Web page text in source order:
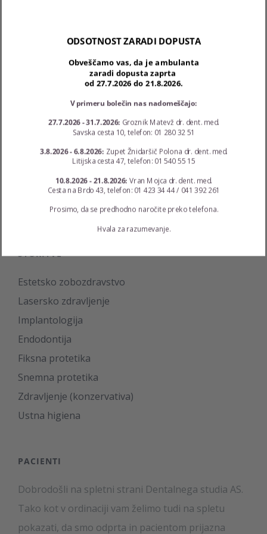
Ponedeljek - Torek: 12:00 - 19:30; Sreda - Četrtek: 8:00
- 15:00; Petek: 8:00 - 11:30
Najnovejši prispevki
Ukrepi COVID-19
Poškodba zob
STORITVE
Estetsko zobozdravstvo
Lasersko zdravljenje
Implantologija
Endodontija
Fiksna protetika
Snemna protetika
Zdravljenje (konzervativa)
Ustna higiena
PACIENTI
Dobrodošli na spletni strani Dentalnega studia AS.
Tako kot v ordinaciji vam želimo tudi na spletu
pokazati, da smo odprta in pacientom prijazna
ODSOTNOST ZARADI DOPUSTA
Obveščamo vas, da je ambulanta
zaradi dopusta zaprta
od 27.7.2026 do 21.8.2026.
V primeru bolečin nas nadomeščajo:
27.7.2026 - 31.7.2026: Groznik Matevž dr. dent. med.
Savska cesta 10, telefon: 01 280 32 51
3.8.2026 - 6.8.2026: Zupet Žnidaršič Polona dr. dent. med.
Litijska cesta 47, telefon: 01 540 55 15
10.8.2026 - 21.8.2026: Vran Mojca dr. dent. med.
Cesta na Brdo 43, telefon: 01 423 34 44 / 041 392 261
Prosimo, da se predhodno naročite preko telefona.
Hvala za razumevanje.